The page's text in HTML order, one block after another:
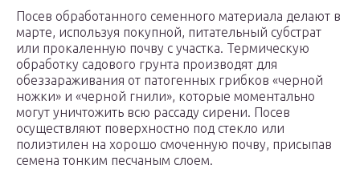
Посев обработанного семенного материала делают в
марте, используя покупной, питательный субстрат
или прокаленную почву с участка. Термическую
обработку садового грунта производят для
обеззараживания от патогенных грибков «черной
ножки» и «черной гнили», которые моментально
могут уничтожить всю рассаду сирени. Посев
осуществляют поверхностно под стекло или
полиэтилен на хорошо смоченную почву, присыпав
семена тонким песчаным слоем.